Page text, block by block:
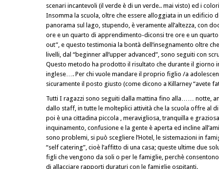
scenari incantevoli (il verde è di un verde.. mai visto) ed i
Insomma la scuola, oltre che essere alloggiata in un edificio
panorama sul lago, stupendo, è veramente all’altezza, con
ore e un quarto di apprendimento-diconsi tre ore e un
out”, e questo testimonia la bontà dell’insegnamento oltre
livelli, dal “beginner all’upper advanced”, sono seguiti con
Questo metodo ha prodotto il risultato che durante il giorno
inglese…. Per chi vuole mandare il proprio figlio /a
sicuramente il posto giusto (come dicono a Killarney “avete
Tutti I ragazzi sono seguiti dalla mattina fino alla…… notte,
dallo staff, in tutte le molteplici attività che la scuola offre al
poi è una cittadina piccola , meravigliosa, tranquilla e
inquinamento, confusione e la gente è aperta ed incline
sono problemi, si può scegliere l’Hotel, le sistemazioni in
“self catering”, cioè l’affitto di una casa; queste ultime due
figli che vengono da soli o per le famiglie, perchè
di allacciare rapporti duraturi con le famiglie ospitanti.